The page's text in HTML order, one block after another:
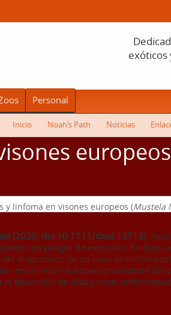
exóticos
Personal
Inicio Noah’s Path Noticias
y linfoma en visones europeos (Mustela
(2020; doi:10.1111/tbed.13713),
en peligro de extinción. En este
diagnóstico de un caso de linfoma
en un visón europeo procedente del
desarrollo de ésta y otras